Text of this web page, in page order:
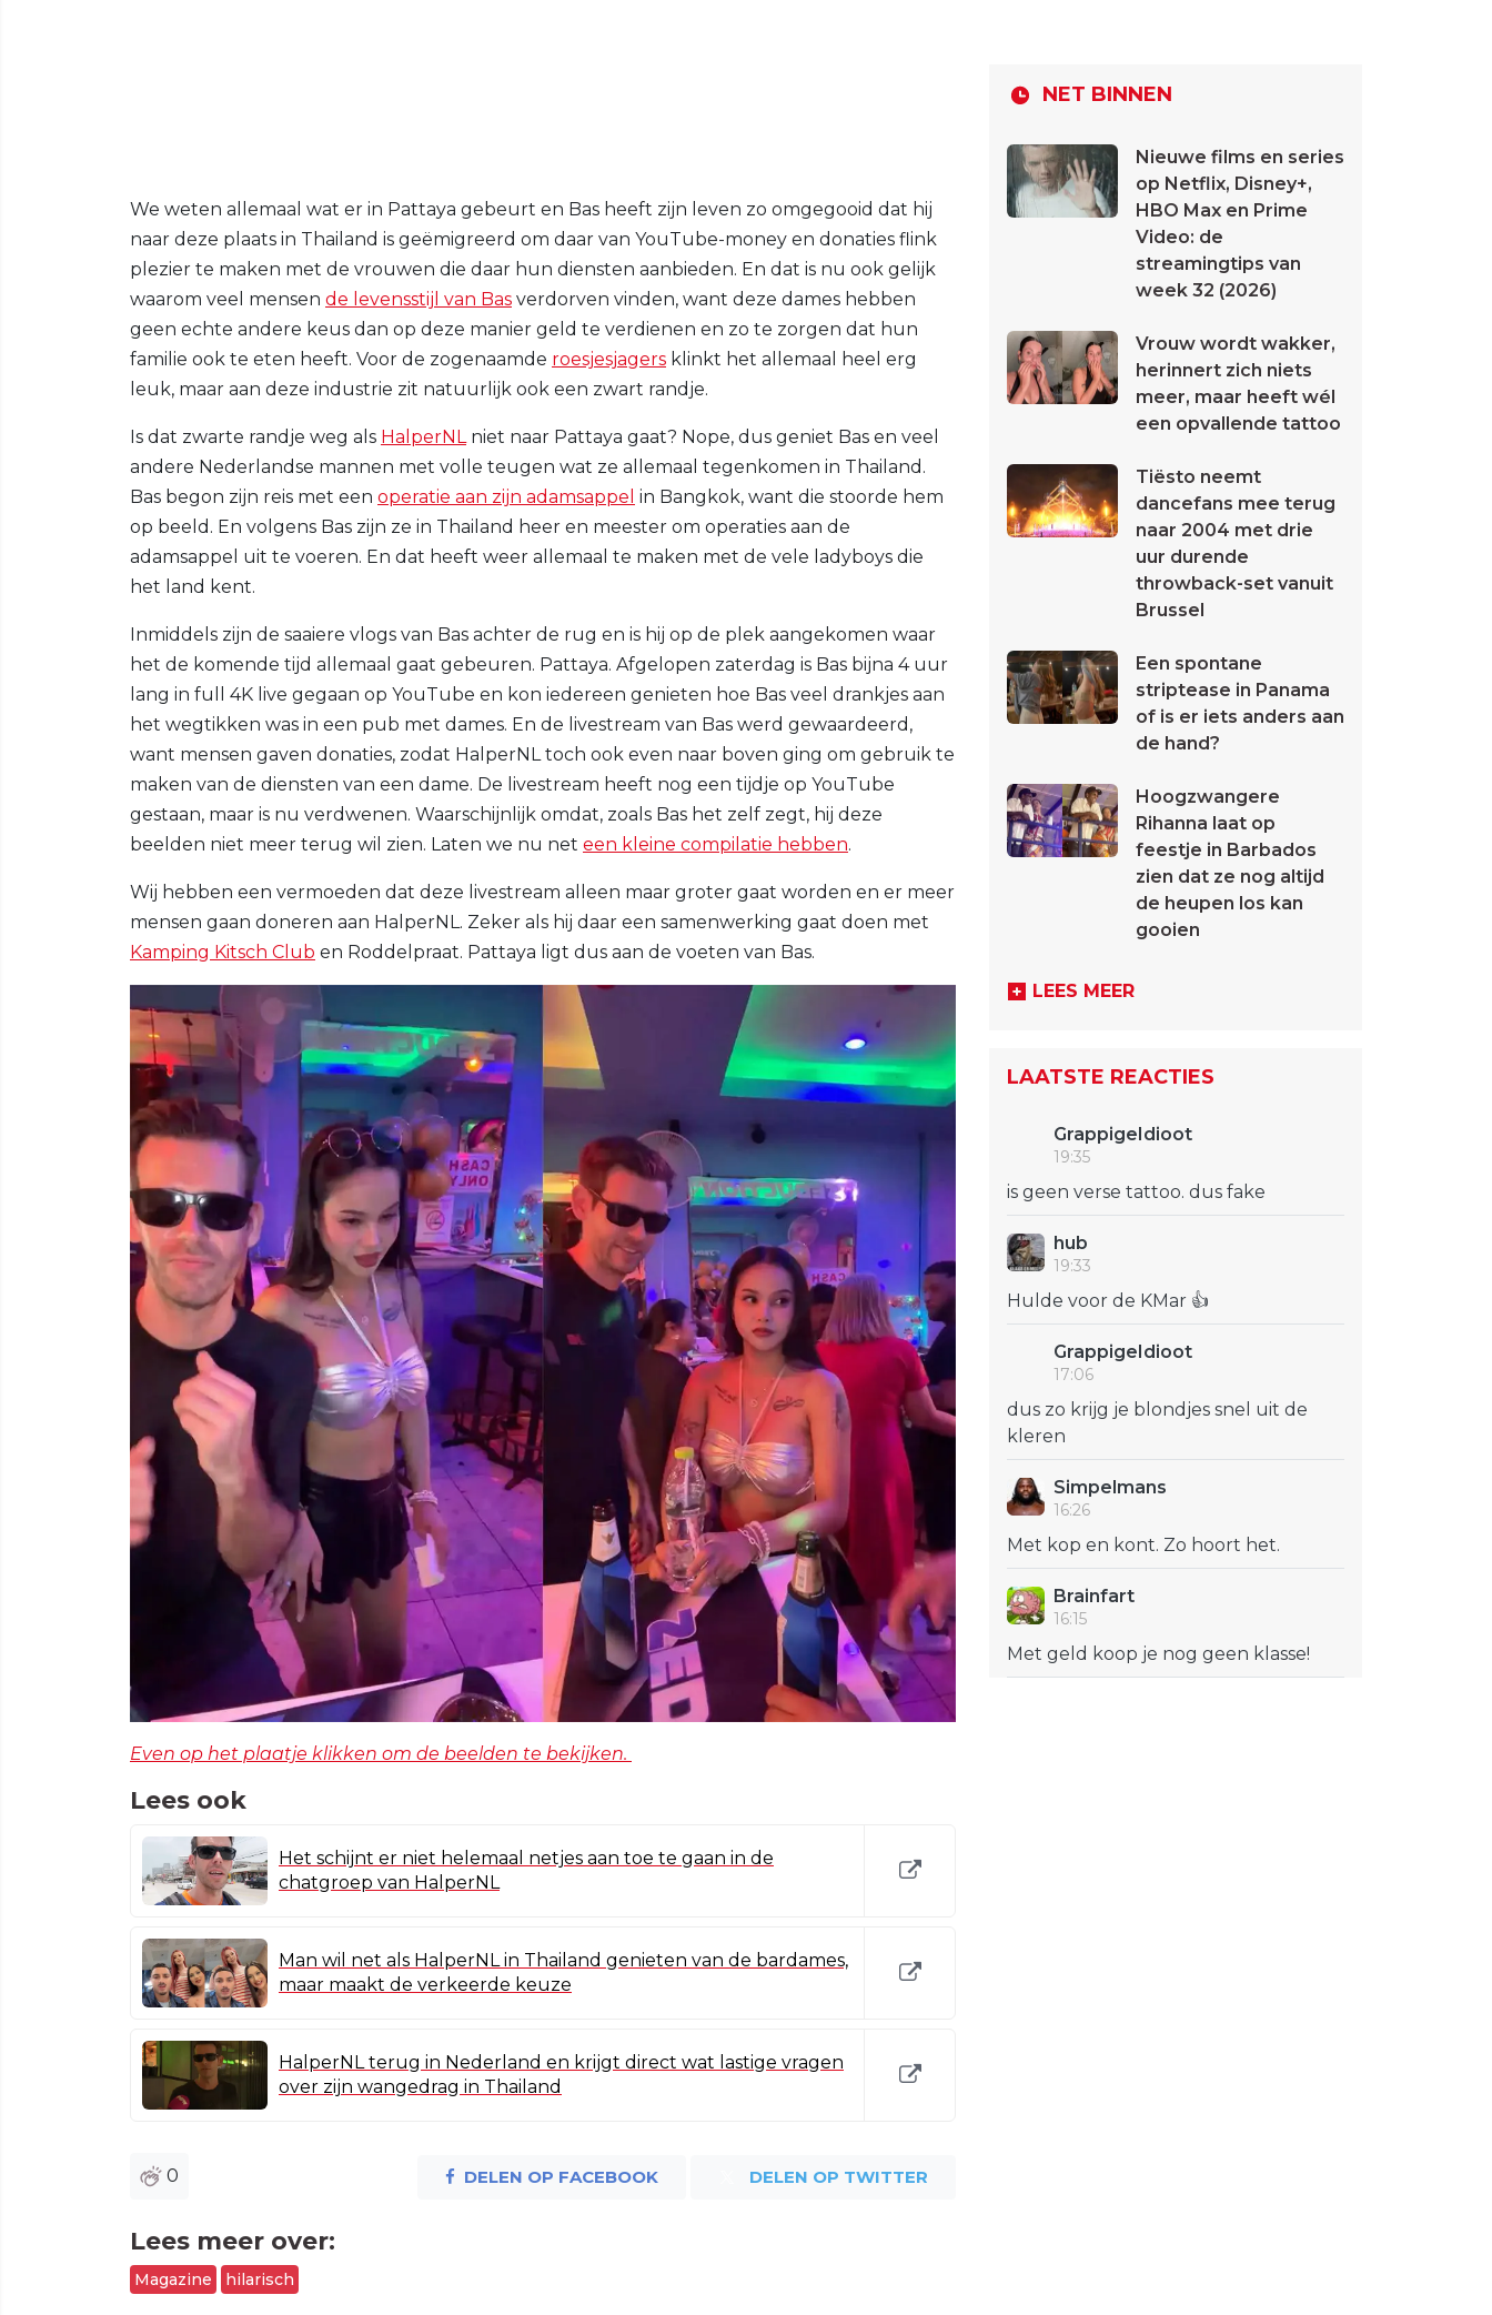
We weten allemaal wat er in Pattaya gebeurt en Bas heeft zijn leven zo omgegooid dat hij
naar deze plaats in Thailand is geëmigreerd om daar van YouTube-money en donaties flink
plezier te maken met de vrouwen die daar hun diensten aanbieden. En dat is nu ook gelijk
waarom veel mensen de levensstijl van Bas verdorven vinden, want deze dames hebben
geen echte andere keus dan op deze manier geld te verdienen en zo te zorgen dat hun
familie ook te eten heeft. Voor de zogenaamde roesjesjagers klinkt het allemaal heel erg
leuk, maar aan deze industrie zit natuurlijk ook een zwart randje.
Is dat zwarte randje weg als HalperNL niet naar Pattaya gaat? Nope, dus geniet Bas en veel
andere Nederlandse mannen met volle teugen wat ze allemaal tegenkomen in Thailand.
Bas begon zijn reis met een operatie aan zijn adamsappel in Bangkok, want die stoorde hem
op beeld. En volgens Bas zijn ze in Thailand heer en meester om operaties aan de
adamsappel uit te voeren. En dat heeft weer allemaal te maken met de vele ladyboys die
het land kent.
Inmiddels zijn de saaiere vlogs van Bas achter de rug en is hij op de plek aangekomen waar
het de komende tijd allemaal gaat gebeuren. Pattaya. Afgelopen zaterdag is Bas bijna 4 uur
lang in full 4K live gegaan op YouTube en kon iedereen genieten hoe Bas veel drankjes aan
het wegtikken was in een pub met dames. En de livestream van Bas werd gewaardeerd,
want mensen gaven donaties, zodat HalperNL toch ook even naar boven ging om gebruik te
maken van de diensten van een dame. De livestream heeft nog een tijdje op YouTube
gestaan, maar is nu verdwenen. Waarschijnlijk omdat, zoals Bas het zelf zegt, hij deze
beelden niet meer terug wil zien. Laten we nu net een kleine compilatie hebben.
Wij hebben een vermoeden dat deze livestream alleen maar groter gaat worden en er meer
mensen gaan doneren aan HalperNL. Zeker als hij daar een samenwerking gaat doen met
Kamping Kitsch Club en Roddelpraat. Pattaya ligt dus aan de voeten van Bas.
Even op het plaatje klikken om de beelden te bekijken.
Lees ook
Het schijnt er niet helemaal netjes aan toe te gaan in de
chatgroep van HalperNL
Man wil net als HalperNL in Thailand genieten van de bardames,
maar maakt de verkeerde keuze
HalperNL terug in Nederland en krijgt direct wat lastige vragen
over zijn wangedrag in Thailand
0 DELEN OP FACEBOOK DELEN OP TWITTER
Lees meer over:
Magazine hilarisch
NET BINNEN
Nieuwe films en series
op Netflix, Disney+,
HBO Max en Prime
Video: de
streamingtips van
week 32 (2026)
Vrouw wordt wakker,
herinnert zich niets
meer, maar heeft wél
een opvallende tattoo
Tiësto neemt
dancefans mee terug
naar 2004 met drie
uur durende
throwback-set vanuit
Brussel
Een spontane
striptease in Panama
of is er iets anders aan
de hand?
Hoogzwangere
Rihanna laat op
feestje in Barbados
zien dat ze nog altijd
de heupen los kan
gooien
LEES MEER
LAATSTE REACTIES
GrappigeIdioot
19:35
is geen verse tattoo. dus fake
hub
19:33
Hulde voor de KMar 👍
GrappigeIdioot
17:06
dus zo krijg je blondjes snel uit de
kleren
Simpelmans
16:26
Met kop en kont. Zo hoort het.
Brainfart
16:15
Met geld koop je nog geen klasse!